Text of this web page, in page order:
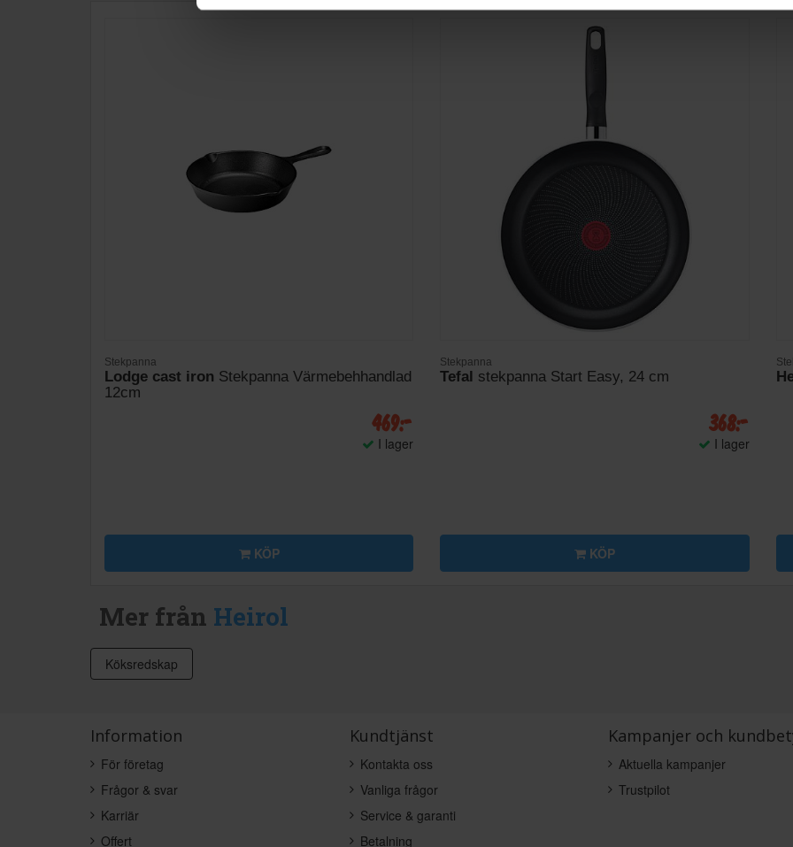
Stekpanna
Lodge cast iron Stekpanna Värmebehhandlad
12cm
469:-
I lager
KÖP
Stekpanna
Tefal stekpanna Start Easy, 24 cm
368:-
I lager
KÖP
Mer från Heirol
Köksredskap
Information
För företag
Frågor & svar
Karriär
Offert
Kundtjänst
Kontakta oss
Vanliga frågor
Service & garanti
Betalning
Kampanjer och
Aktuella kampanjer
Trustpilot